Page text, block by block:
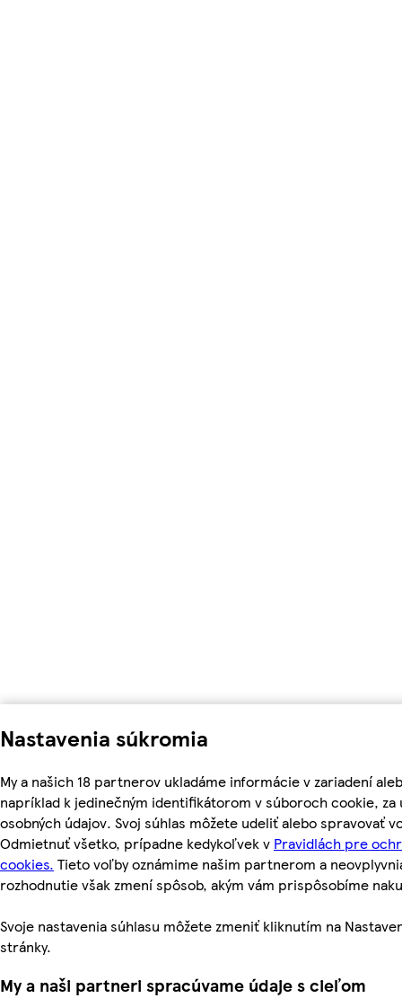
Nastavenia súkromia
My a našich 18 partnerov ukladáme informácie v zariadení
napríklad k jedinečným identifikátorom v súboroch cookie,
osobných údajov. Svoj súhlas môžete udeliť alebo spravovať
Odmietnuť všetko, prípadne kedykoľvek v Pravidlách pre
cookies. Tieto voľby oznámime našim partnerom a
rozhodnutie však zmení spôsob, akým vám prispôsobíme
Svoje nastavenia súhlasu môžete zmeniť kliknutím na
stránky.
My a naši partneri spracúvame údaje s cieľom